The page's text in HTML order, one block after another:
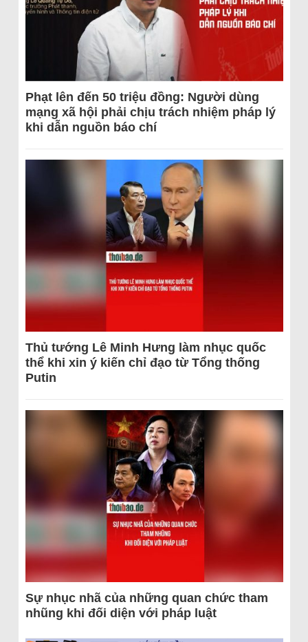
Phạt lên đến 50 triệu đồng: Người dùng
mạng xã hội phải chịu trách nhiệm pháp lý
khi dẫn nguồn báo chí
Thủ tướng Lê Minh Hưng làm nhục quốc
thể khi xin ý kiến chỉ đạo từ Tổng thống
Putin
Sự nhục nhã của những quan chức tham
nhũng khi đối diện với pháp luật